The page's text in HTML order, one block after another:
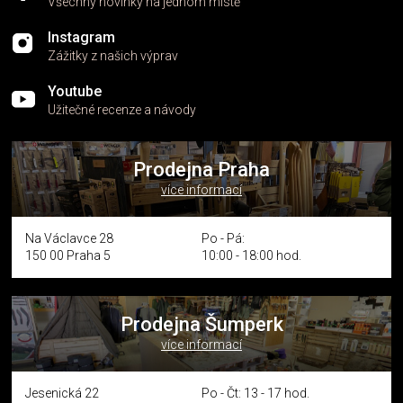
Instagram
Zážitky z našich výprav
Youtube
Užitečné recenze a návody
Prodejna Praha
více informací
Na Václavce 28
150 00 Praha 5
Po - Pá:
10:00 - 18:00 hod.
Prodejna Šumperk
více informací
Jesenická 22 Po - Čt: 13 - 17 hod.